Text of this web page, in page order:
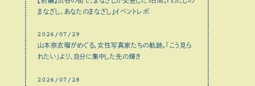
まなざし、あなたのまなざし』イベントレポ
2026/07/29
山本奈衣瑠がめぐる、女性写真家たちの軌跡。「こう見ら
れたい」より、自分に集中した先の輝き
2026/07/28